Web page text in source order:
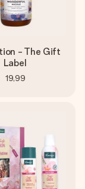
- The Gift
Label
19,99